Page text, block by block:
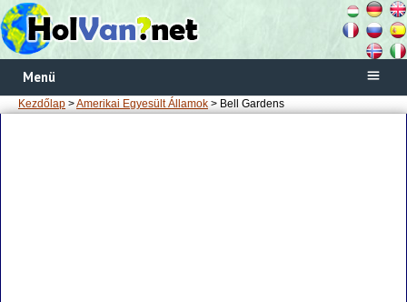
Menü
Kezdőlap >Amerikai Egyesült Államok > Bell Gardens